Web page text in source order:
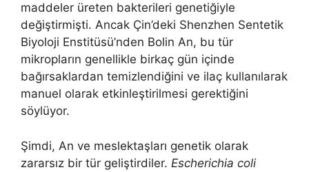
maddeler üreten bakterileri genetiğiyle
değiştirmişti. Ancak Çin’deki Shenzhen Sentetik
Biyoloji Enstitüsü’nden Bolin An, bu tür
mikropların genellikle birkaç gün içinde
bağırsaklardan temizlendiğini ve ilaç kullanılarak
manuel olarak etkinleştirilmesi gerektiğini
söylüyor.
Şimdi, An ve meslektaşları genetik olarak
zararsız bir tür geliştirdiler. Escherichia coli